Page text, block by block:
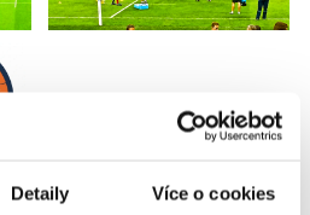
Detaily Více o cookies